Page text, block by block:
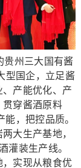
州三大国有酱
型国企，立足酱
产能优化、产
贯穿酱酒原料
，把控品质。
大生产基地，
灌装生产线。
，实现从粮食优